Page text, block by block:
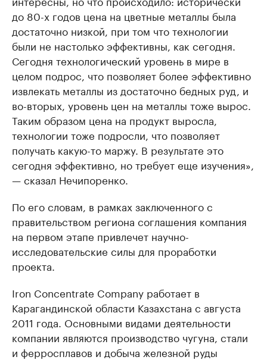
до 80-х годов цена на цветные металлы была
достаточно низкой, при том что технологии
были не настолько эффективны, как сегодня.
Сегодня технологический уровень в мире в
целом подрос, что позволяет более эффективно
извлекать металлы из достаточно бедных руд, и
во-вторых, уровень цен на металлы тоже вырос.
Таким образом цена на продукт выросла,
технологии тоже подросли, что позволяет
получать какую-то маржу. В результате это
сегодня эффективно, но требует еще изучения»,
— сказал Нечипоренко.
По его словам, в рамках заключенного с
правительством региона соглашения компания
на первом этапе привлечет научно-
исследовательские силы для проработки
проекта.
Iron Concentrate Company работает в
Карагандинской области Казахстана с августа
2011 года. Основными видами деятельности
компании являются производство чугуна, стали
и ферросплавов и добыча железной руды